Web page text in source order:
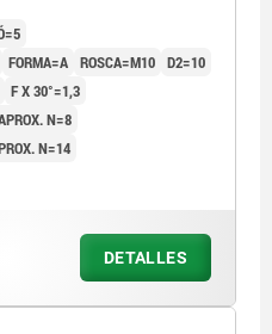
FORMA=A ROSCA=M10 D2=10
F X 30°=1,3
N=8
N=14
DETALLES